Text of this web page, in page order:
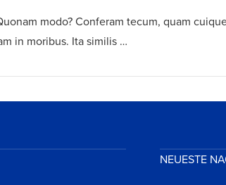
modo? Conferam tecum, quam
in moribus. Ita similis …
NEUESTE